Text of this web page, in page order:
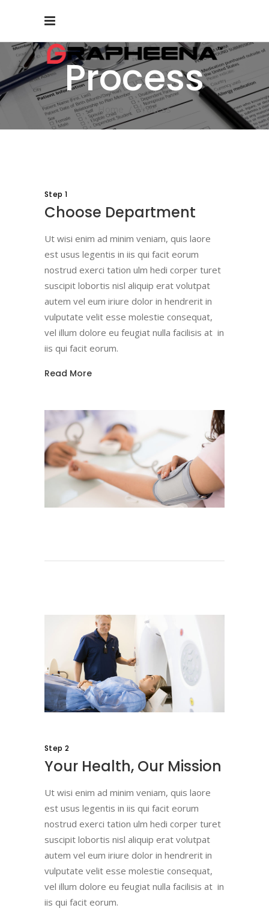
Process
Home /Process
Step 1
Choose Department
Ut wisi enim ad minim veniam, quis laore
est usus legentis in iis qui facit eorum
nostrud exerci tation ulm hedi corper turet
suscipit lobortis nisl aliquip erat volutpat
autem vel eum iriure dolor in hendrerit in
vulputate velit esse molestie consequat,
vel illum dolore eu feugiat nulla facilisis at in
iis qui facit eorum.
Read More
Step 2
Your Health, Our Mission
Ut wisi enim ad minim veniam, quis laore
est usus legentis in iis qui facit eorum
nostrud exerci tation ulm hedi corper turet
suscipit lobortis nisl aliquip erat volutpat
autem vel eum iriure dolor in hendrerit in
vulputate velit esse molestie consequat,
vel illum dolore eu feugiat nulla facilisis at in
iis qui facit eorum.